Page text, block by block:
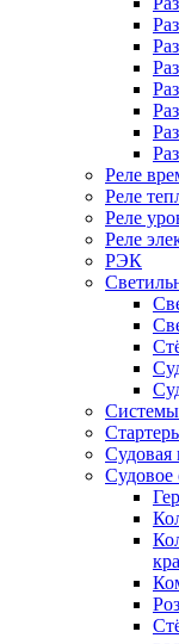
Реле
Реле
Реле
Реле
РЭК
Судовое